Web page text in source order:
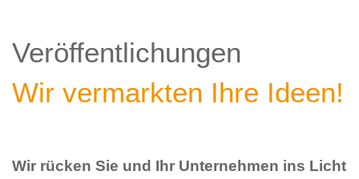
Veröffentlichungen
Wir vermarkten Ihre Ideen!
Wir rücken Sie und Ihr Unternehmen ins Licht